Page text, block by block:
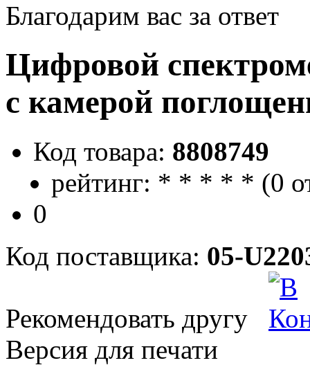
Благодарим вас за ответ
Цифровой
с камерой
Код товара: 8808749
рейтинг: * * * * * (0
0
Код поставщика: 05-
Рекомендовать другу
Версия для печати